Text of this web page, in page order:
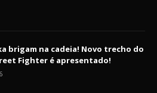
brigam na cadeia! Novo trecho do
Fighter é apresentado!